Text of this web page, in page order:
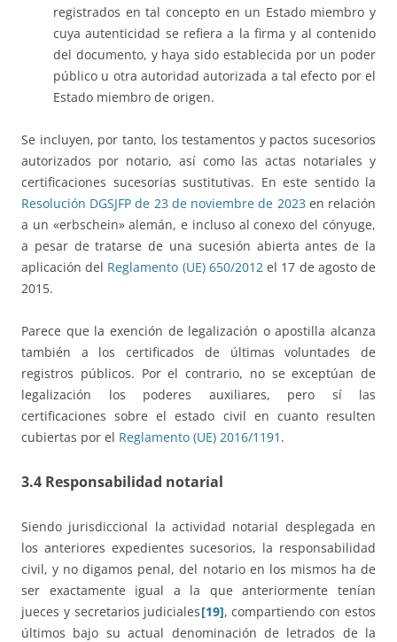
registrados en tal concepto en un Estado miembro y
cuya autenticidad se refiera a la firma y al contenido
del documento, y haya sido establecida por un poder
público u otra autoridad autorizada a tal efecto por el
Estado miembro de origen.
Se incluyen, por tanto, los testamentos y pactos sucesorios
autorizados por notario, así como las actas notariales y
certificaciones sucesorias sustitutivas. En este sentido la
Resolución DGSJFP de 23 de noviembre de 2023 en relación
a un «erbschein» alemán, e incluso al conexo del cónyuge,
a pesar de tratarse de una sucesión abierta antes de la
aplicación del Reglamento (UE) 650/2012 el 17 de agosto de
2015.
Parece que la exención de legalización o apostilla alcanza
también a los certificados de últimas voluntades de
registros públicos. Por el contrario, no se exceptúan de
legalización los poderes auxiliares, pero sí las
certificaciones sobre el estado civil en cuanto resulten
cubiertas por el Reglamento (UE) 2016/1191 .
3.4 Responsabilidad notarial
Siendo jurisdiccional la actividad notarial desplegada en
los anteriores expedientes sucesorios, la responsabilidad
civil, y no digamos penal, del notario en los mismos ha de
ser exactamente igual a la que anteriormente tenían
jueces y secretarios judiciales[19], compartiendo con estos
últimos bajo su actual denominación de letrados de la